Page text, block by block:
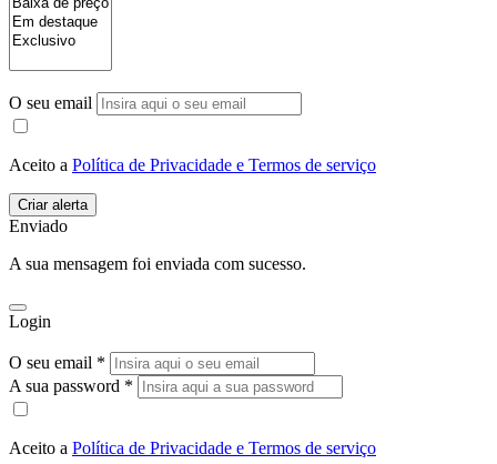
O seu email
Aceito a Política de Privacidade e Termos de serviço
Enviado
A sua mensagem foi enviada com sucesso.
Login
O seu email *
A sua password *
Aceito a Política de Privacidade e Termos de serviço